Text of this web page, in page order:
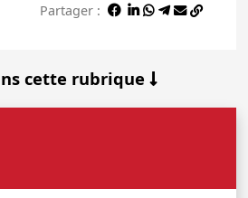
Partager :
cette rubrique